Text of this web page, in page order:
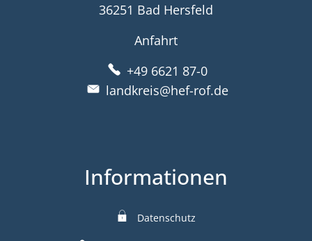
36251 Bad Hersfeld
Anfahrt
+49 6621 87-0
landkreis@hef-rof.de
Informationen
Datenschutz